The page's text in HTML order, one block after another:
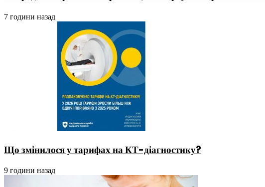
7 години назад
Що змінилося у тарифах на КТ-діагностику?
9 години назад